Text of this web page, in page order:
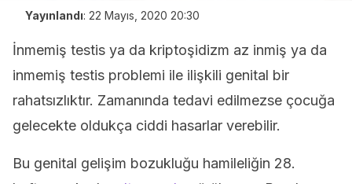
Yayınlandı: 22 Mayıs, 2020 20:30
İnmemiş testis ya da kriptoşidizm az inmiş ya da
inmemiş testis problemi ile ilişkili genital bir
rahatsızlıktır. Zamanında tedavi edilmezse çocuğa
gelecekte oldukça ciddi hasarlar verebilir.
Bu genital gelişim bozukluğu hamileliğin 28.